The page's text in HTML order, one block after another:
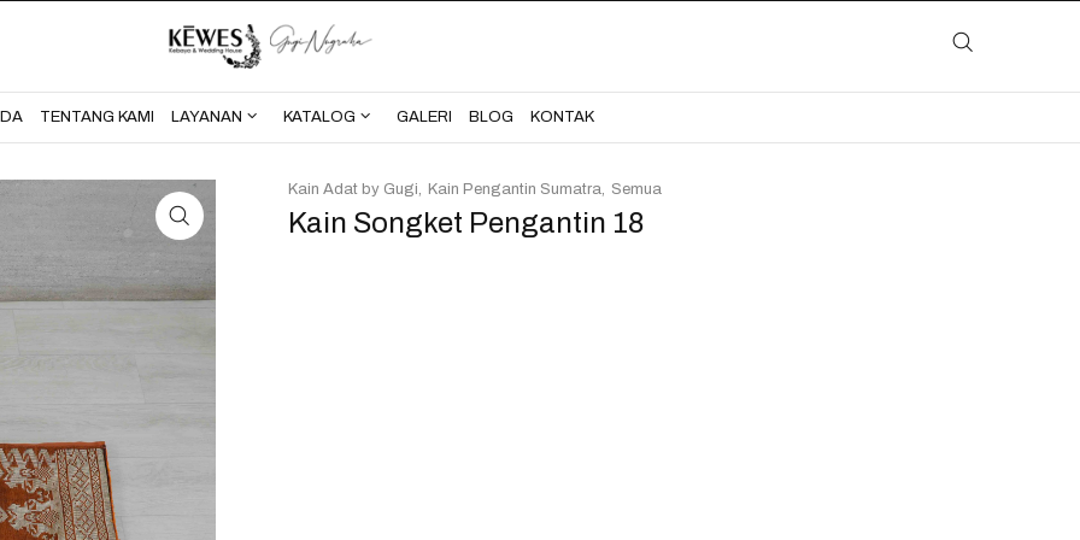
BERANDA KONTAK
TENTANG KAMI LAYANAN KATALOG GALERI BLOG KONTAK
Kain Songket Pengantin 18
Kain Adat by Gugi Kain Pengantin Sumatra Semua